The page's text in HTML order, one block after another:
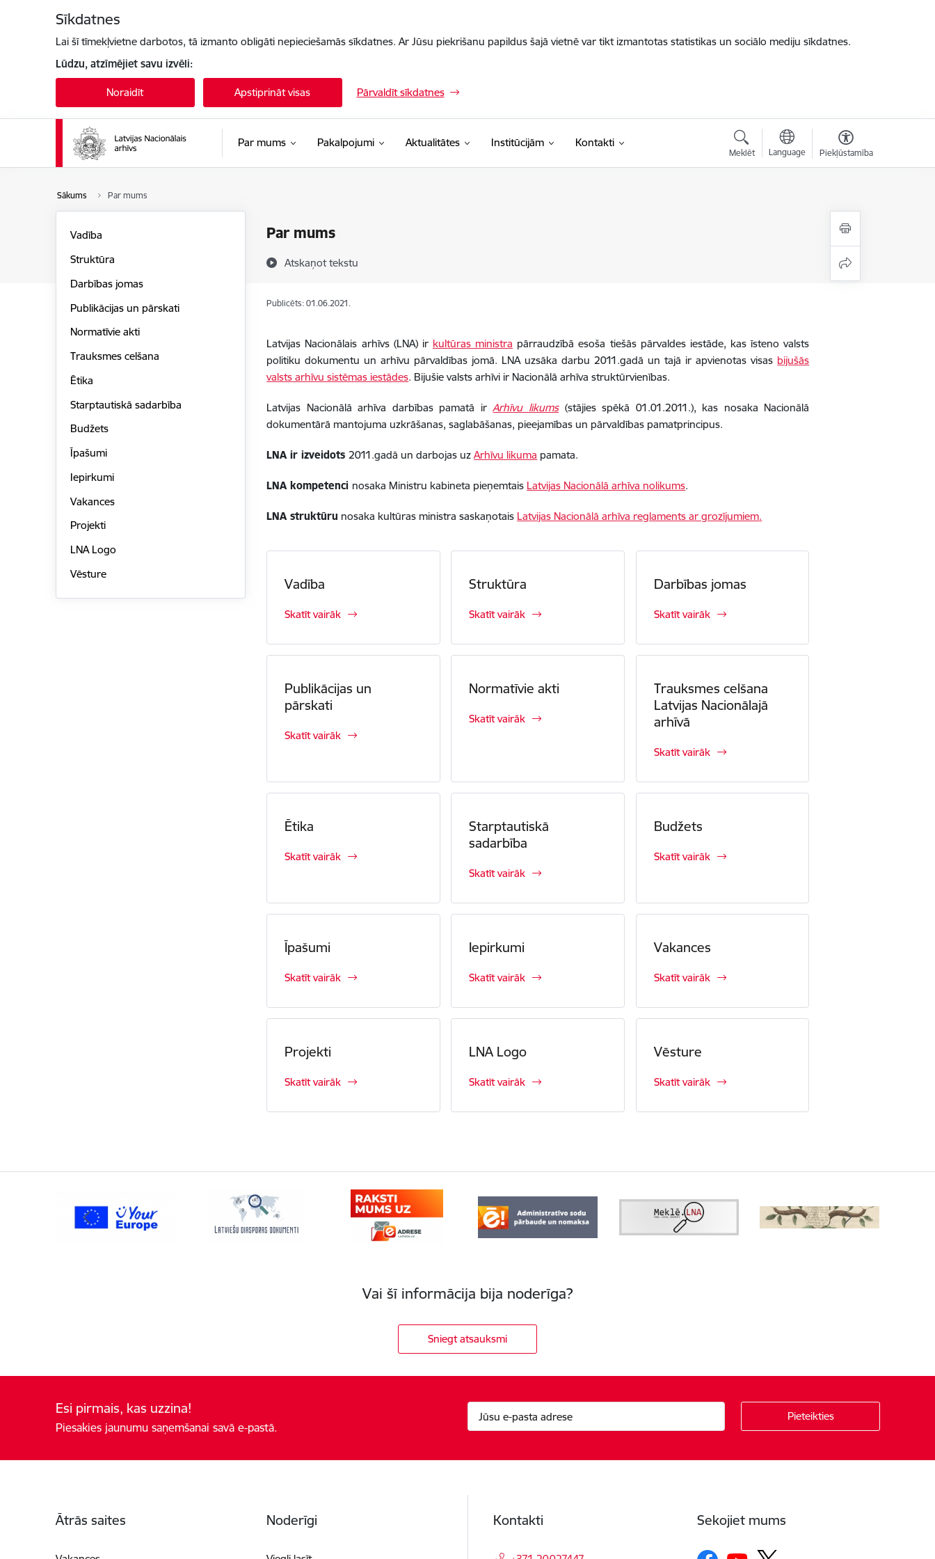
Sīkdatnes
Lai šī tīmekļvietne darbotos, tā izmanto obligāti nepieciešamās sīkdatnes. Ar Jūsu piekrišanu papildus šajā vietnē var tikt izmantotas statistikas un sociālo mediju sīkdatnes.
Lūdzu, atzīmējiet savu izvēli:
Noraidīt Apstiprināt visas Pārvaldīt sīkdatnes
Par mums Pakalpojumi Aktualitātes Institūcijām Kontakti
Meklēt Language Piekļūstamība
Sākums Par mums
Par mums
Atskaņot tekstu
Vadība
Struktūra
Darbības jomas
Publikācijas un pārskati
Normatīvie akti
Trauksmes celšana
Ētika
Starptautiskā sadarbība
Budžets
Īpašumi
Iepirkumi
Vakances
Projekti
LNA Logo
Vēsture
Publicēts: 01.06.2021.
Latvijas Nacionālais arhīvs (LNA) ir kultūras ministra pārraudzībā esoša tiešās pārvaldes iestāde, kas īsteno valsts
politiku dokumentu un arhīvu pārvaldības jomā. LNA uzsāka darbu 2011.gadā un tajā ir apvienotas visas bijušās
valsts arhīvu sistēmas iestādes. Bijušie valsts arhīvi ir Nacionālā arhīva struktūrvienības.
Latvijas Nacionālā arhīva darbības pamatā irArhīvu likums(stājies spēkā 01.01.2011.), kas nosaka Nacionālā
dokumentārā mantojuma uzkrāšanas, saglabāšanas, pieejamības un pārvaldības pamatprincipus.
LNA ir izveidots2011.gadā un darbojas uzArhīvu likuma pamata.
LNA kompetenci nosaka Ministru kabineta pieņemtais Latvijas Nacionālā arhīva nolikums.
LNA struktūru nosaka kultūras ministra saskaņotais Latvijas Nacionālā arhīva reglaments ar grozījumiem.
Vadība
Skatīt vairāk
Struktūra
Skatīt vairāk
Darbības jomas
Skatīt vairāk
Publikācijas un
pārskati
Skatīt vairāk
Normatīvie akti
Skatīt vairāk
Trauksmes celšana
Latvijas Nacionālajā
arhīvā
Skatīt vairāk
Ētika
Skatīt vairāk
Starptautiskā
sadarbība
Skatīt vairāk
Budžets
Skatīt vairāk
Īpašumi
Skatīt vairāk
Iepirkumi
Skatīt vairāk
Vakances
Skatīt vairāk
Projekti
Skatīt vairāk
LNA Logo
Skatīt vairāk
Vēsture
Skatīt vairāk
Vai šī informācija bija noderīga?
Sniegt atsauksmi
Esi pirmais, kas uzzina!
Piesakies jaunumu saņemšanai savā e-pastā.
Ātrās saites Noderīgi Kontakti Sekojiet mums